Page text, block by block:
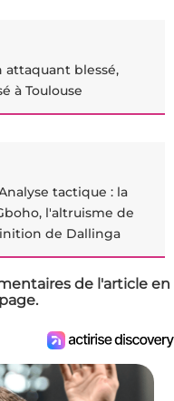
attaquant blessé,
à Toulouse
tactique : la
l'altruisme de
de Dallinga
de l'article en